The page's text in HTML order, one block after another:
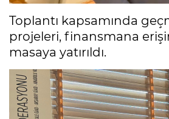
Toplantı kapsamında
projeleri, finansmana
masaya yatırıldı.